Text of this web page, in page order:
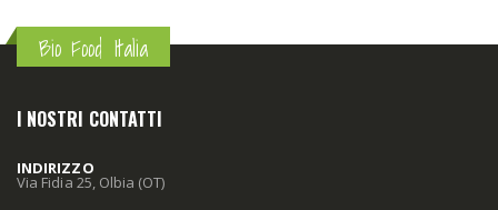
Bio Food Italia
I NOSTRI CONTATTI
INDIRIZZO
Via Fidia 25, Olbia (OT)